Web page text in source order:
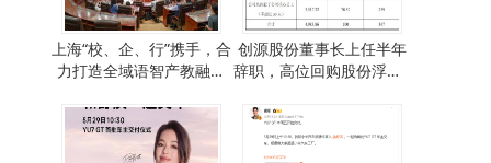
上海“校、企、行”携手，合
力打造全域语智产教融合
创源股份董事长上任半年
辞职，高位回购股份浮亏4